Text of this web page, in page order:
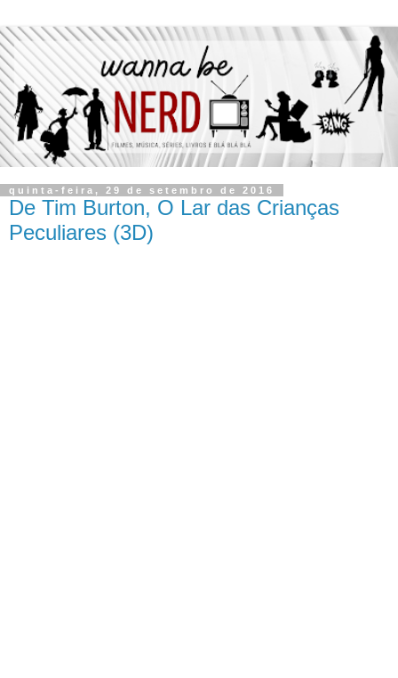
quinta-feira, 29 de setembro de 2016
De Tim Burton, O Lar das Crianças
Peculiares (3D)